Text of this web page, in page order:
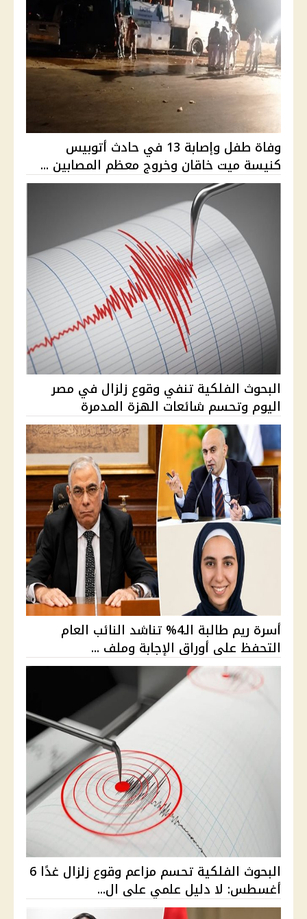
وفاة طفل وإصابة 13 في حادث أتوبيس
كنيسة ميت خاقان وخروج معظم المصابين ...
البحوث الفلكية تنفي وقوع زلزال في مصر
اليوم وتحسم شائعات الهزة المدمرة
أسرة ريم طالبة الـ4% تناشد النائب العام
التحفظ على أوراق الإجابة وملف ...
البحوث الفلكية تحسم مزاعم وقوع زلزال غدًا 6
أغسطس: لا دليل علمي على ال...